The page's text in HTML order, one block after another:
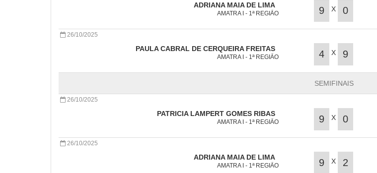
ADRIANA MAIA DE LIMA
AMATRA I - 1ª REGIÃO 9 X 0
26/10/2025
PAULA CABRAL DE CERQUEIRA FREITAS
AMATRA I - 1ª REGIÃO 4 X 9
SEMIFINAIS
26/10/2025
PATRICIA LAMPERT GOMES RIBAS
AMATRA I - 1ª REGIÃO 9 X 0
26/10/2025
ADRIANA MAIA DE LIMA
AMATRA I - 1ª REGIÃO 9 X 2